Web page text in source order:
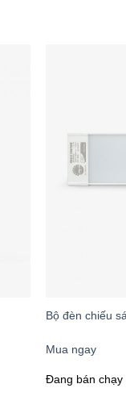
Không chứa thủy
người sử dụng
thống, sản phẩm
Ứng
Đèn LED Rạng
Bộ đèn chiếu
Mua ngay
Đang bán chạy